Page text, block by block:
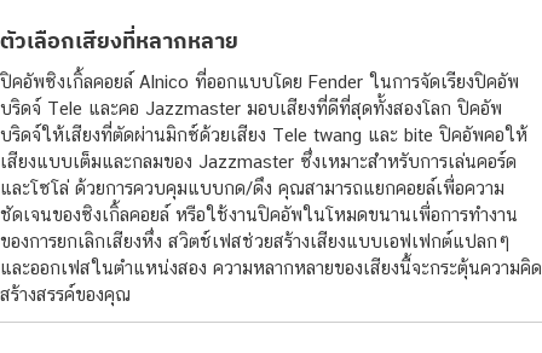
ตัวเลือกเสียงที่หลากหลาย
ปิคอัพซิงเกิ้ลคอยล์ Alnico ที่ออกแบบโดย Fender ในการจัดเรียงปิคอัพ
บริดจ์ Tele และคอ Jazzmaster มอบเสียงที่ดีที่สุดทั้งสองโลก ปิคอัพ
บริดจ์ให้เสียงที่ตัดผ่านมิกซ์ด้วยเสียง Tele twang และ bite ปิคอัพคอให้
เสียงแบบเต็มและกลมของ Jazzmaster ซึ่งเหมาะสำหรับการเล่นคอร์ด
และโซโล่ ด้วยการควบคุมแบบกด/ดึง คุณสามารถแยกคอยล์เพื่อความ
ชัดเจนของซิงเกิ้ลคอยล์ หรือใช้งานปิคอัพในโหมดขนานเพื่อการทำงาน
ของการยกเลิกเสียงหึ่ง สวิตช์เฟสช่วยสร้างเสียงแบบเอฟเฟกต์แปลกๆ
และออกเฟสในตำแหน่งสอง ความหลากหลายของเสียงนี้จะกระตุ้นความคิด
สร้างสรรค์ของคุณ